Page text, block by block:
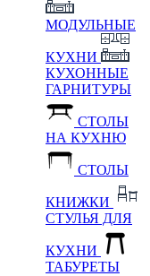
МОДУЛЬНЫЕ
КУХНИ
КУХОННЫЕ
ГАРНИТУРЫ
СТОЛЫ
НА КУХНЮ
СТОЛЫ
КНИЖКИ
СТУЛЬЯ ДЛЯ
КУХНИ
ТАБУРЕТЫ